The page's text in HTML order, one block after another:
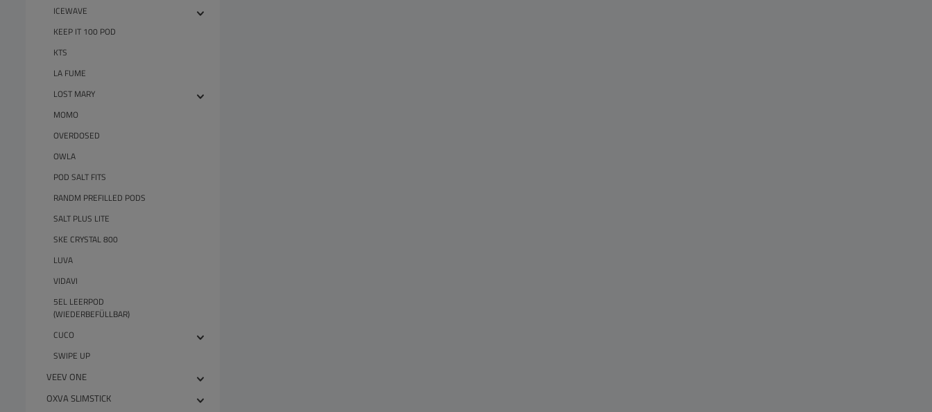
ICEWAVE
KEEP IT 100 POD
KTS
LA FUME
LOST MARY
MOMO
OVERDOSED
OWLA
POD SALT FITS
RANDM PREFILLED PODS
SALT PLUS LITE
SKE CRYSTAL 800
LUVA
VIDAVI
5EL LEERPOD
(WIEDERBEFÜLLBAR)
CUCO
SWIPE UP
VEEV ONE
OXVA SLIMSTICK